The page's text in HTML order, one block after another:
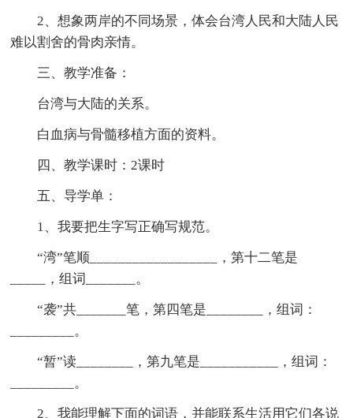
2、想象两岸的不同场景，体会台湾人民和大陆人民
难以割舍的骨肉亲情。
三、教学准备：
台湾与大陆的关系。
白血病与骨髓移植方面的资料。
四、教学课时：2课时
五、导学单：
1、我要把生字写正确写规范。
“湾”笔顺__________________，第十二笔是
_____，组词_______。
“袭”共_______笔，第四笔是________，组词：
_________。
“暂”读________，第九笔是___________，组词：
_________。
2、我能理解下面的词语，并能联系生活用它们各说